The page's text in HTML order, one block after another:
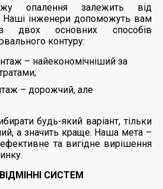
опалення залежить від
Наші інженери допоможуть вам
двох основних способів
контуру:
– найекономічніший за
– дорожчий, але
будь-який варіант, тільки
а значить краще. Наша мета –
та вигідне вирішення
СИСТЕМ